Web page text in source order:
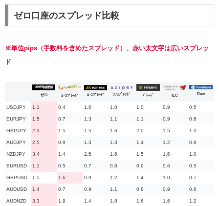
ゼロ口座のスプレッド比較
※単位pips（手数料を含めたスプレッド）、赤い太文字は広いスプレッ
ド
ゼロ ﾛｰｽﾌﾟﾚｯﾄﾞ ﾛｰｽﾌﾟﾚｯﾄﾞ ﾅﾉｽﾌﾟﾚｯﾄﾞ ﾌﾞﾚｰﾄﾞ ILC Raw
USDJPY 1.1 0.4 1.0 1.0 1.0 0.9 0.5
EURJPY 1.5 0.7 1.3 1.1 1.1 0.9 0.6
GBPJPY 2.3 1.5 1.5 1.6 2.0 1.5 1.0
AUDJPY 2.5 0.9 1.3 1.3 1.4 1.2 0.8
NZDJPY 3.4 1.4 2.5 1.6 1.5 1.6 1.0
EURUSD 1.1 0.5 0.7 0.8 0.9 0.6 0.5
GBPUSD 1.5 1.6 0.9 1.2 1.4 1.0 0.7
AUDUSD 1.4 0.7 0.9 1.1 0.8 0.9 0.6
AUDNZD 3.3 1.9 1.4 1.8 1.6 1.6 1.2